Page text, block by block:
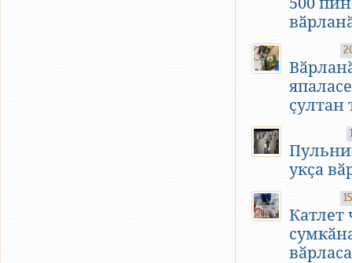
ҫултан
укҫа
Катлет